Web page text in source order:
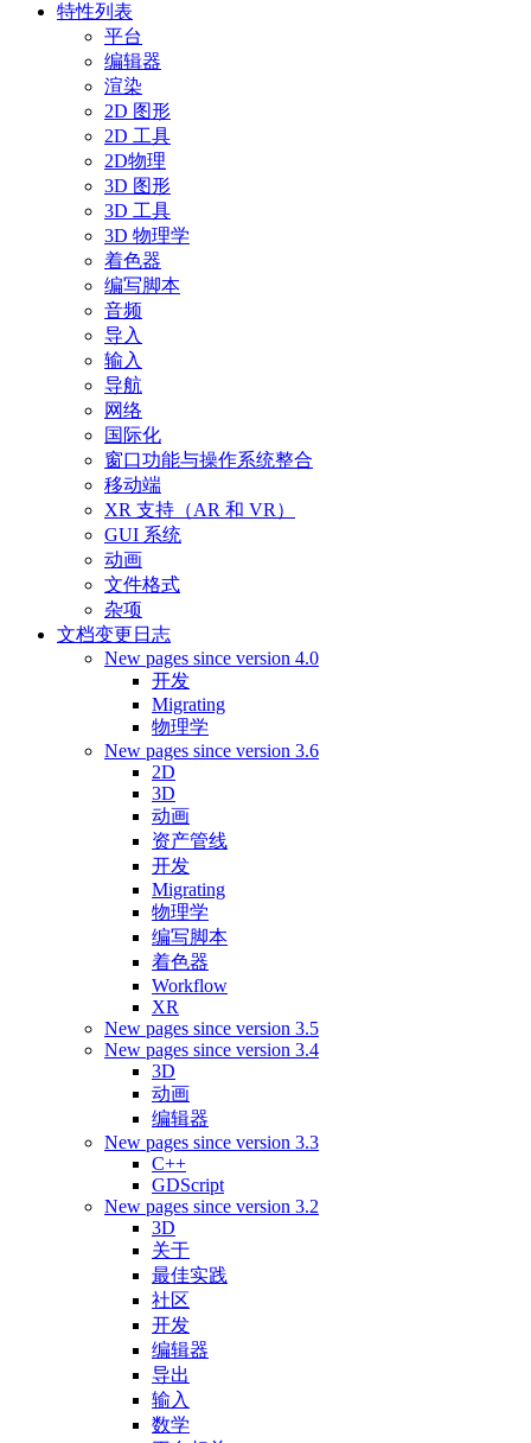
特性列表
平台
编辑器
渲染
2D 图形
2D 工具
2D物理
3D 图形
3D 工具
3D 物理学
着色器
编写脚本
音频
导入
输入
导航
网络
国际化
窗口功能与操作系统整合
移动端
XR 支持（AR 和 VR）
GUI 系统
动画
文件格式
杂项
文档变更日志
New pages since version 4.0
开发
Migrating
物理学
New pages since version 3.6
2D
3D
动画
资产管线
开发
Migrating
物理学
编写脚本
着色器
Workflow
XR
New pages since version 3.5
New pages since version 3.4
3D
动画
编辑器
New pages since version 3.3
C++
GDScript
New pages since version 3.2
3D
关于
最佳实践
社区
开发
编辑器
导出
输入
数学